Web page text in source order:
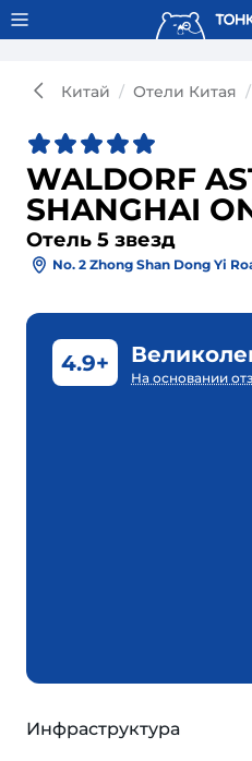
Тонкости используют
Китай Отели Китая
WALDORF
SHANGHAI
Отель 5 звезд
No. 2 Zhong Shan Dong Yi
4.9+
На основании
Инфраструктура